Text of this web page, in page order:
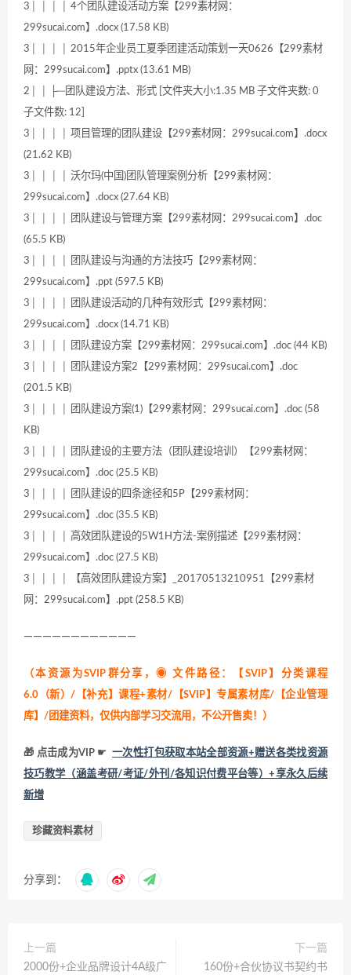
3│ │ │ │ 4个团队建设活动方案【299素材网：
299sucai.com】.docx (17.58 KB)
3│ │ │ │ 2015年企业员工夏季团建活动策划一天0626【299素材
网：299sucai.com】.pptx (13.61 MB)
2│ │ ├─团队建设方法、形式 [文件夹大小:1.35 MB 子文件夹数: 0
子文件数: 12]
3│ │ │ │ 项目管理的团队建设【299素材网：299sucai.com】.docx
(21.62 KB)
3│ │ │ │ 沃尔玛(中国)团队管理案例分析【299素材网：
299sucai.com】.docx (27.64 KB)
3│ │ │ │ 团队建设与管理方案【299素材网：299sucai.com】.doc
(65.5 KB)
3│ │ │ │ 团队建设与沟通的方法技巧【299素材网：
299sucai.com】.ppt (597.5 KB)
3│ │ │ │ 团队建设活动的几种有效形式【299素材网：
299sucai.com】.docx (14.71 KB)
3│ │ │ │ 团队建设方案【299素材网：299sucai.com】.doc (44 KB)
3│ │ │ │ 团队建设方案2【299素材网：299sucai.com】.doc
(201.5 KB)
3│ │ │ │ 团队建设方案(1)【299素材网：299sucai.com】.doc (58
KB)
3│ │ │ │ 团队建设的主要方法（团队建设培训）【299素材网：
299sucai.com】.doc (25.5 KB)
3│ │ │ │ 团队建设的四条途径和5P【299素材网：
299sucai.com】.doc (35.5 KB)
3│ │ │ │ 高效团队建设的5W1H方法-案例描述【299素材网：
299sucai.com】.doc (27.5 KB)
3│ │ │ │ 【高效团队建设方案】_20170513210951【299素材
网：299sucai.com】.ppt (258.5 KB)
————————————
（本资源为SVIP群分享，◉ 文件路径：【SVIP】分类课程
6.0（新）/【补充】课程+素材/【SVIP】专属素材库/【企业管理
库】/团建资料，仅供内部学习交流用，不公开售卖！ ）
🎁 点击成为VIP ☛ 一次性打包获取本站全部资源+赠送各类找资源
技巧教学（涵盖考研/考证/外刊/各知识付费平台等）+享永久后续
新增
珍藏资料素材
分享到：
上一篇
2000份+企业品牌设计4A级广
下一篇
160份+合伙协议书契约书